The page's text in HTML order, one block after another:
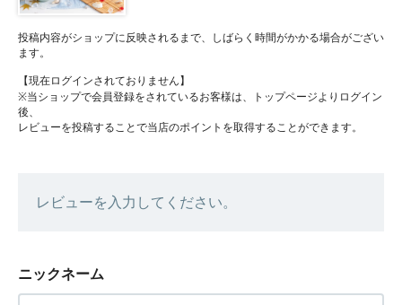
投稿内容がショップに反映されるまで、しばらく時間がかかる場合がござい
ます。
【現在ログインされておりません】
※当ショップで会員登録をされているお客様は、トップページよりログイン
後、
レビューを投稿することで当店のポイントを取得することができます。
レビューを入力してください。
ニックネーム